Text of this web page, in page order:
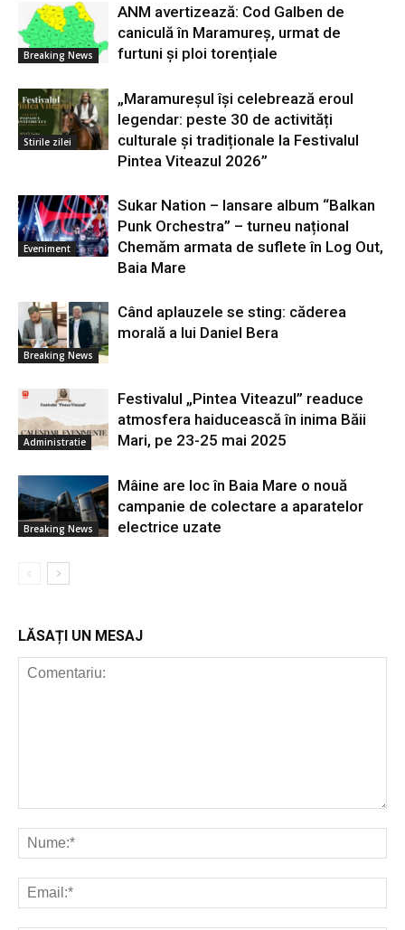
Breaking News
ANM avertizează: Cod Galben de
caniculă în Maramureș, urmat de
furtuni și ploi torențiale
Stirile zilei
„Maramureșul își celebrează eroul
legendar: peste 30 de activități
culturale și tradiționale la Festivalul
Pintea Viteazul 2026”
Eveniment
Sukar Nation – lansare album “Balkan
Punk Orchestra” – turneu național
Chemăm armata de suflete în Log Out,
Baia Mare
Breaking News
Când aplauzele se sting: căderea
morală a lui Daniel Bera
Administratie
Festivalul „Pintea Viteazul” readuce
atmosfera haiducească în inima Băii
Mari, pe 23-25 mai 2025
Breaking News
Mâine are loc în Baia Mare o nouă
campanie de colectare a aparatelor
electrice uzate
LĂSAȚI UN MESAJ